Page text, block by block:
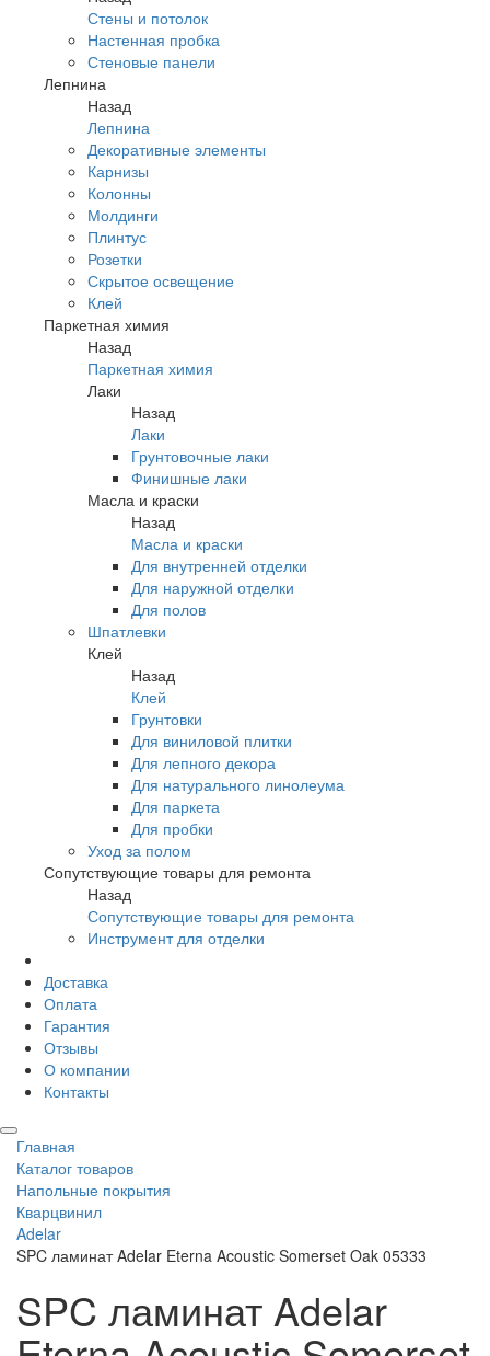
Стены и потолок
Настенная пробка
Стеновые панели
Лепнина
Назад
Лепнина
Декоративные элементы
Карнизы
Колонны
Молдинги
Плинтус
Розетки
Скрытое освещение
Клей
Паркетная химия
Назад
Паркетная химия
Лаки
Назад
Лаки
Грунтовочные лаки
Финишные лаки
Масла и краски
Назад
Масла и краски
Для внутренней отделки
Для наружной отделки
Для полов
Шпатлевки
Клей
Назад
Клей
Грунтовки
Для виниловой плитки
Для лепного декора
Для натурального линолеума
Для паркета
Для пробки
Уход за полом
Сопутствующие товары для ремонта
Назад
Сопутствующие товары для ремонта
Инструмент для отделки
Доставка
Оплата
Гарантия
Отзывы
О компании
Контакты
Главная
Каталог товаров
Напольные покрытия
Кварцвинил
Adelar
SPC ламинат Adelar Eterna Acoustic Somerset Oak 05333
SPC ламинат Adelar